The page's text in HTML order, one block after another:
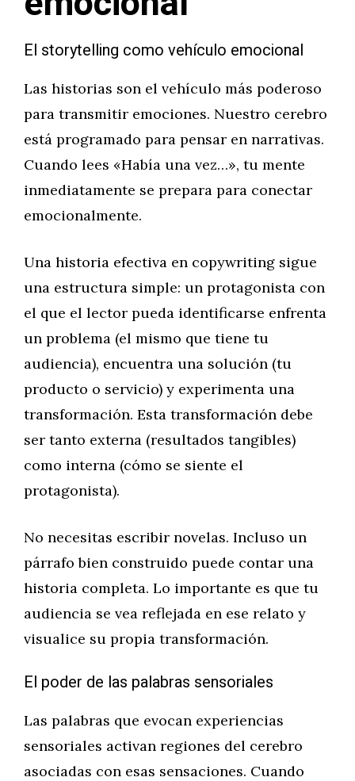
El storytelling como vehículo emocional
Las historias son el vehículo más poderoso
para transmitir emociones. Nuestro cerebro
está programado para pensar en narrativas.
Cuando lees «Había una vez…», tu mente
inmediatamente se prepara para conectar
emocionalmente.
Una historia efectiva en copywriting sigue
una estructura simple: un protagonista con
el que el lector pueda identificarse enfrenta
un problema (el mismo que tiene tu
audiencia), encuentra una solución (tu
producto o servicio) y experimenta una
transformación. Esta transformación debe
ser tanto externa (resultados tangibles)
como interna (cómo se siente el
protagonista).
No necesitas escribir novelas. Incluso un
párrafo bien construido puede contar una
historia completa. Lo importante es que tu
audiencia se vea reflejada en ese relato y
visualice su propia transformación.
El poder de las palabras sensoriales
Las palabras que evocan experiencias
sensoriales activan regiones del cerebro
asociadas con esas sensaciones. Cuando